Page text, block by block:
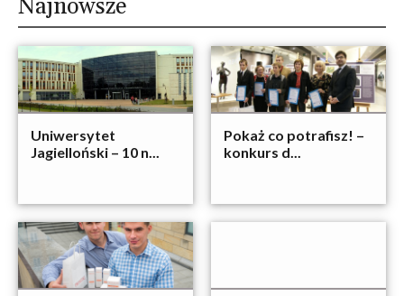
Najnowsze
Uniwersytet
Jagielloński – 10 n...
Pokaż co potrafisz! –
konkurs d...